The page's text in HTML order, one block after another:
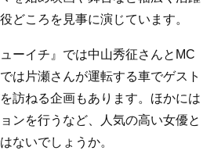
どころを見事に演じています。
ーイチ』では中山秀征さんとMC
は片瀬さんが運転する車でゲスト
訪ねる企画もあります。ほかには
ンを行うなど、人気の高い女優と
ないでしょうか。